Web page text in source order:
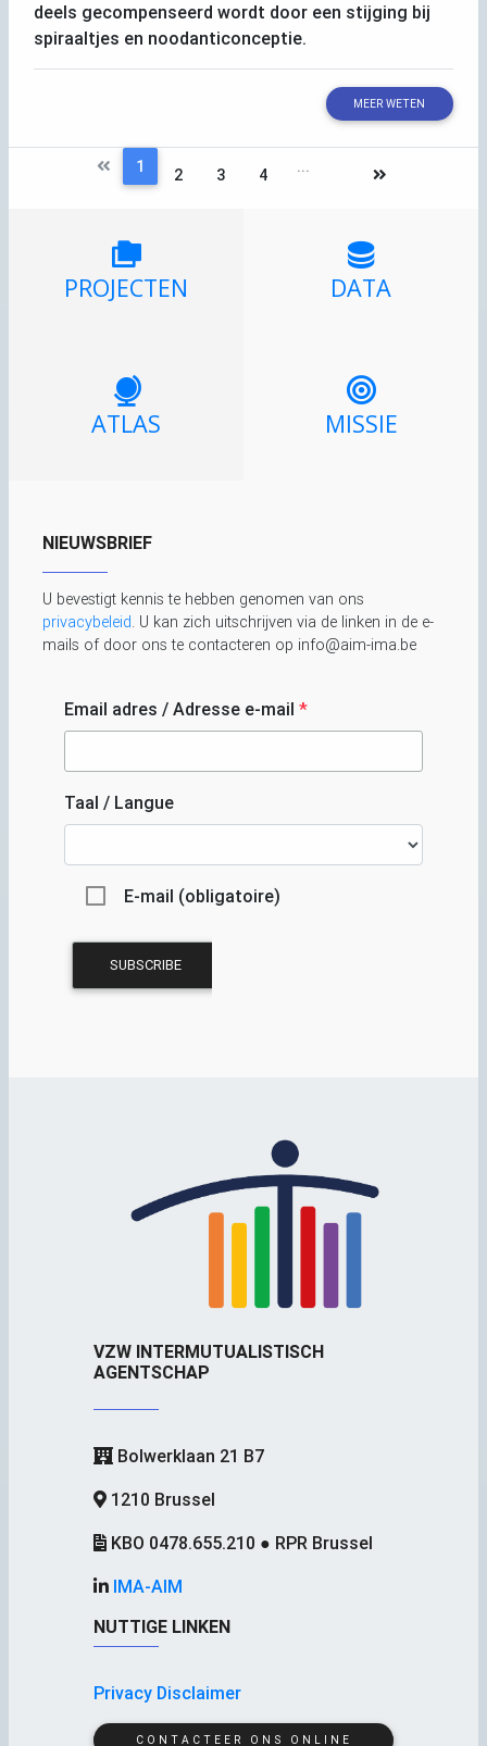
deels gecompenseerd wordt door een stijging bij
spiraaltjes en noodanticonceptie.
MEER WETEN
1 2 3 4 ...
PROJECTEN DATA
ATLAS MISSIE
NIEUWSBRIEF
U bevestigt kennis te hebben genomen van ons
privacybeleid. U kan zich uitschrijven via de linken in de e-
mails of door ons te contacteren op info@aim-ima.be
Email adres / Adresse e-mail *
Taal / Langue
E-mail (obligatoire)
VZW INTERMUTUALISTISCH
AGENTSCHAP
Bolwerklaan 21 B7
1210 Brussel
KBO 0478.655.210 ● RPR Brussel
IMA-AIM
NUTTIGE LINKEN
Privacy Disclaimer
CONTACTEER ONS ONLINE